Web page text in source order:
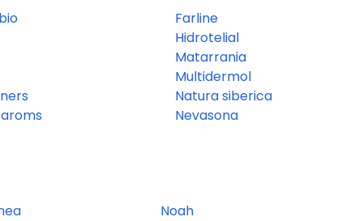
Farline
Hidrotelial
Matarrania
Multidermol
Natura siberica
Nevasona
Noah